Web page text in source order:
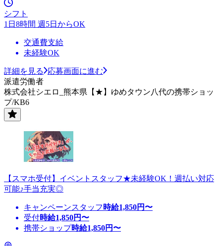
シフト
1日8時間 週5日からOK
交通費支給
未経験OK
詳細を見る
応募画面に進む
派遣労働者
株式会社シエロ_熊本県【★】ゆめタウン八代の携帯ショッ
プ/KB6
【スマホ受付】イベントスタッフ★未経験OK！週払い対応
可能♪手当充実◎
キャンペーンスタッフ 時給1,850円〜
受付時給1,850円〜
携帯ショップ時給1,850円〜